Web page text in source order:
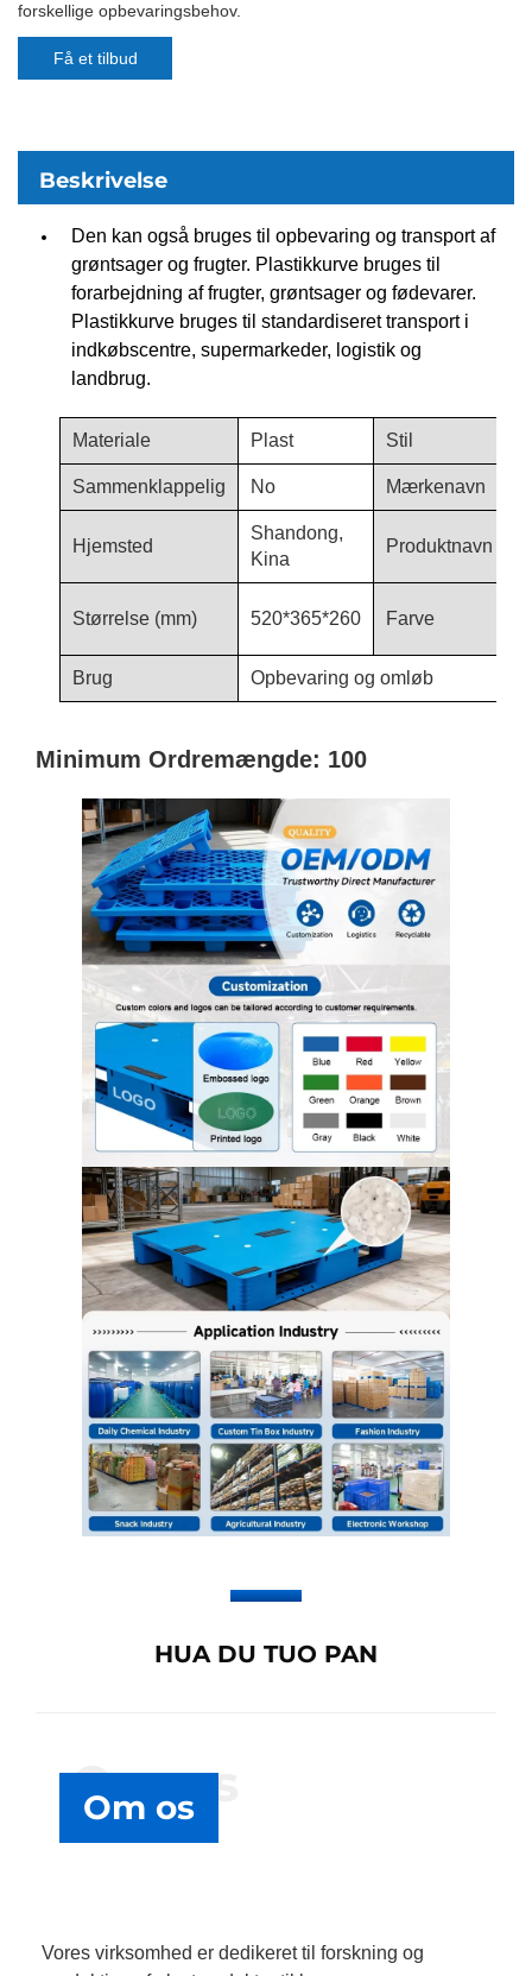
forskellige opbevaringsbehov.
Få et tilbud
Beskrivelse
Den kan også bruges til opbevaring og transport af
grøntsager og frugter. Plastikkurve bruges til
forarbejdning af frugter, grøntsager og fødevarer.
Plastikkurve bruges til standardiseret transport i
indkøbscentre, supermarkeder, logistik og
landbrug.
Materiale Plast Stil
Sammenklappelig No Mærkenavn
Hjemsted
Shandong,
Kina
Produktnavn
Størrelse (mm) 520*365*260 Farve
Brug Opbevaring og omløb
Minimum Ordremængde: 100
HUA DU TUO PAN
Om os
Om os
Vores virksomhed er dedikeret til forskning og